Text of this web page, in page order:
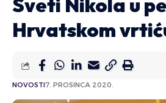
Sveti Nikola u
Hrvatskom
NOVOSTI7. PROSINCA 2020.